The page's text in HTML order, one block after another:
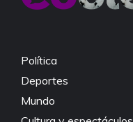
Política
Deportes
Mundo